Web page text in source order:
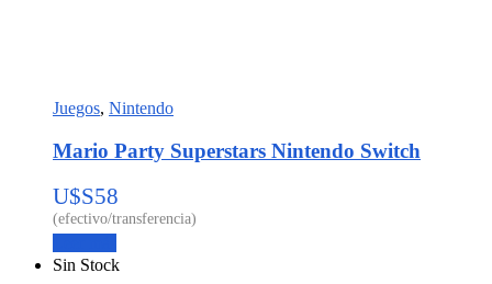
Juegos, Nintendo
Mario Party Superstars Nintendo Switch
U$S58
Sin Stock